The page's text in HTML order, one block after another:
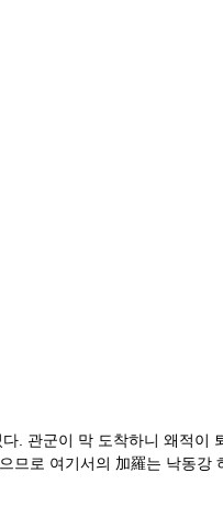
. 관군이 막 도착하니 왜적이
로 여기서의 加羅는 낙동강